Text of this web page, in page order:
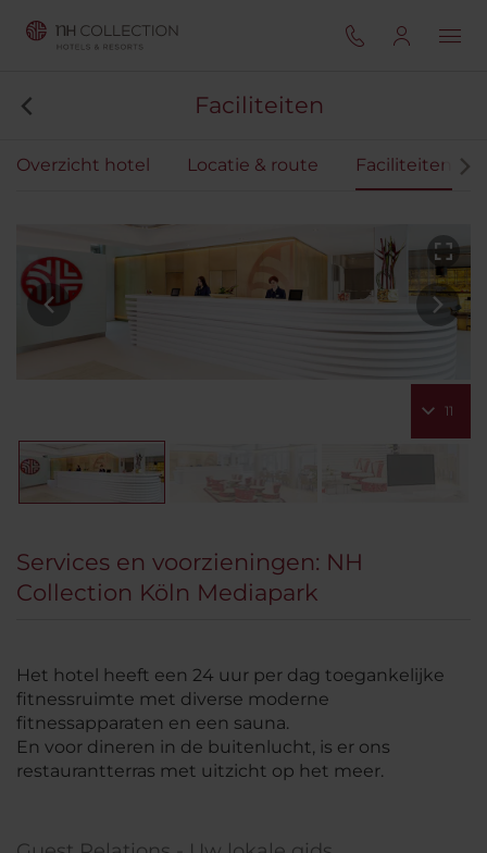
Faciliteiten
Overzicht hotel Locatie & route Faciliteiten
11
Services en voorzieningen: NH
Collection Köln Mediapark
Het hotel heeft een 24 uur per dag toegankelijke
fitnessruimte met diverse moderne
fitnessapparaten en een sauna.
En voor dineren in de buitenlucht, is er ons
restaurantterras met uitzicht op het meer.